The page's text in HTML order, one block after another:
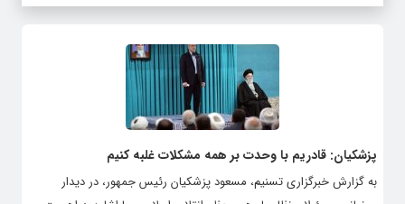
پزشکیان: قادریم با وحدت بر همه مشکلات غلبه کنیم
به گزارش خبرگزاری تسنیم، مسعود پزشکیان رئیس جمهور، در دیدار